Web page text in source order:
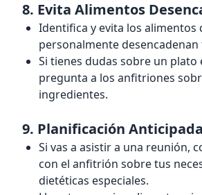
8. Evita Alimentos
Identifica y evita los alimentos
personalmente
Si tienes dudas sobre un plato
pregunta a los anfitriones
ingredientes.
9. Planificación Anticipada
Si vas a asistir a una reunión,
con el anfitrión sobre tus
dietéticas especiales.